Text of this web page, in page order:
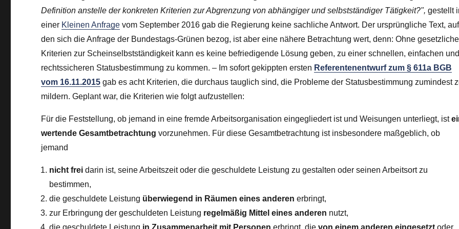
Definition anstelle der konkreten Kriterien zur Abgrenzung von abhängiger und selbstständiger Tätigkeit?", gestellt
einer Kleinen Anfrage vom September 2016 gab die Regierung keine sachliche Antwort. Der ursprüngliche Text, auf
den sich die Anfrage der Bundestags-Grünen bezog, ist aber eine nähere Betrachtung wert, denn: Ohne gesetzliche
Kriterien zur Scheinselbstständigkeit kann es keine befriedigende Lösung geben, zu einer schnellen, einfachen und
rechtssicheren Statusbestimmung zu kommen. – Im sofort gekippten ersten Referentenentwurf zum § 611a BGB
vom 16.11.2015 gab es acht Kriterien, die durchaus tauglich sind, die Probleme der Statusbestimmung zumindest
mildern. Geplant war, die Kriterien wie folgt aufzustellen:
Für die Feststellung, ob jemand in eine fremde Arbeitsorganisation eingegliedert ist und Weisungen unterliegt, ist
wertende Gesamtbetrachtung vorzunehmen. Für diese Gesamtbetrachtung ist insbesondere maßgeblich, ob
jemand
nicht frei darin ist, seine Arbeitszeit oder die geschuldete Leistung zu gestalten oder seinen Arbeitsort zu
bestimmen,
die geschuldete Leistung überwiegend in Räumen eines anderen erbringt,
zur Erbringung der geschuldeten Leistung regelmäßig Mittel eines anderen nutzt,
die geschuldete Leistung in Zusammenarbeit mit Personenerbringt, dievon einem anderen eingesetztoder